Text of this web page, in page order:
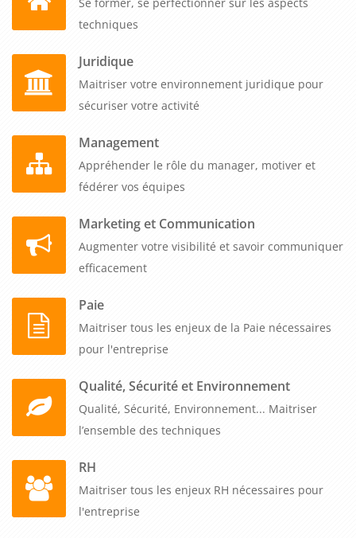
organisation comptable et à vos enjeux de contrôle interne.
techniques
Juridique
Maitriser votre environnement juridique pour
sécuriser votre activité
Management
Appréhender le rôle du manager, motiver et
fédérer vos équipes
Marketing et Communication
Augmenter votre visibilité et savoir communiquer
efficacement
Paie
Maitriser tous les enjeux de la Paie nécessaires
pour l'entreprise
Qualité, Sécurité et Environnement
Qualité, Sécurité, Environnement... Maitriser
l’ensemble des techniques
RH
Maitriser tous les enjeux RH nécessaires pour
l'entreprise